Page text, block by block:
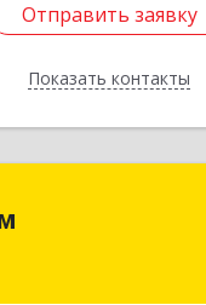
Отправить заявку
Показать контакты
Отправить заявку
Назад